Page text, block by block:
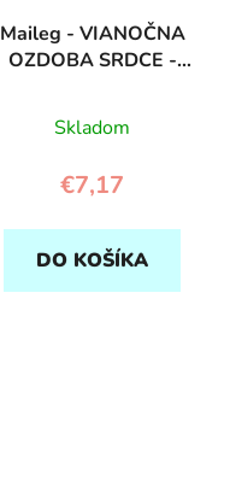
Maileg - VIANOČNA
OZDOBA SRDCE -
Skladom
€7,17
DO KOŠÍKA